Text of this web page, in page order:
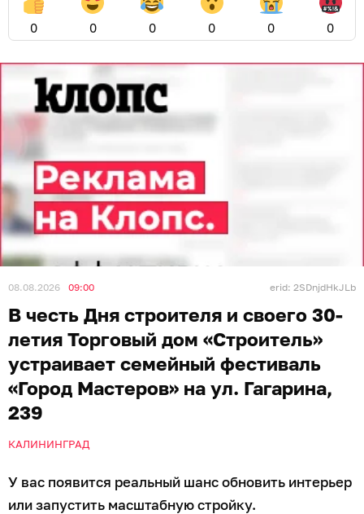
0 0 0 0 0 0
08.08.2026 09:00 erid: 2SDnjdHkJLb
В честь Дня строителя и своего 30-
летия Торговый дом «Строитель»
устраивает семейный фестиваль
«Город Мастеров» на ул. Гагарина,
239
КАЛИНИНГРАД
У вас появится реальный шанс обновить интерьер
или запустить масштабную стройку.